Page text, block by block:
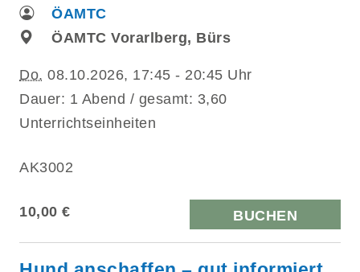
ÖAMTC
ÖAMTC Vorarlberg, Bürs
Do. 08.10.2026, 17:45 - 20:45 Uhr
Dauer: 1 Abend / gesamt: 3,60
Unterrichtseinheiten
AK3002
10,00 € BUCHEN